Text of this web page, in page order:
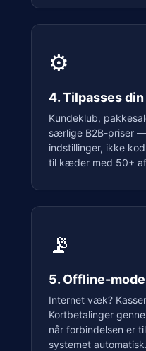
⚙️
4. Tilpasses
Kundeklub,
særlige B2B-priser
indstillinger, ikke
til kæder med 50+
📡
5. Offline-mode
Internet væk?
Kortbetalinger
når forbindelsen er
systemet